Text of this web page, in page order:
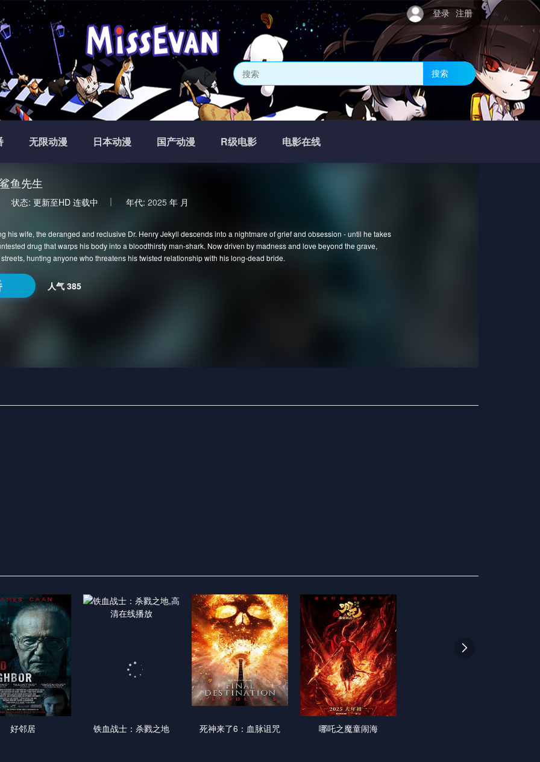
登录 注册
搜索
无限动漫 日本动漫 国产动漫 R级电影 电影在线
鱼先生
状态: 更新至HD 连载中 年代: 2025 年 月
his wife, the deranged and reclusive Dr. Henry Jekyll descends into a nightmare of grief and obsession - until he takes
drug that warps his body into a bloodthirsty man-shark. Now driven by madness and love beyond the grave,
hunting anyone who threatens his twisted relationship with his long-dead bride.
人气 385
好邻居 铁血战士：杀戮之地 死神来了6：血脉诅咒 哪吒之魔童闹海
